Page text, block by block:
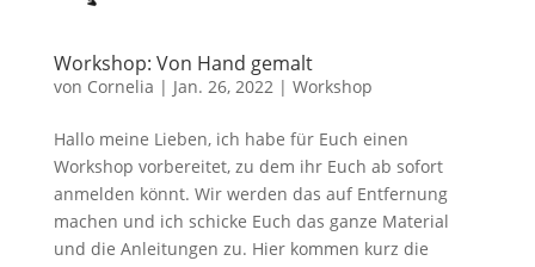
Workshop: Von Hand gemalt
von Cornelia | Jan. 26, 2022| Workshop
Hallo meine Lieben, ich habe für Euch einen
Workshop vorbereitet, zu dem ihr Euch ab sofort
anmelden könnt. Wir werden das auf Entfernung
machen und ich schicke Euch das ganze Material
und die Anleitungen zu. Hier kommen kurz die